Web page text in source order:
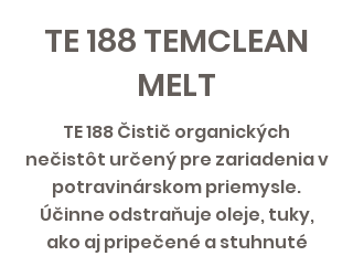
TE 188 TEMCLEAN
MELT
TE 188 Čistič organických
nečistôt určený pre zariadenia v
potravinárskom priemysle.
Účinne odstraňuje oleje, tuky,
ako aj pripečené a stuhnuté